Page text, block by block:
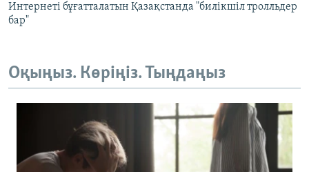
Интернеті бұғатталатын Қазақстанда "билікшіл тролльдер
бар"
Оқыңыз. Көріңіз. Тыңдаңыз